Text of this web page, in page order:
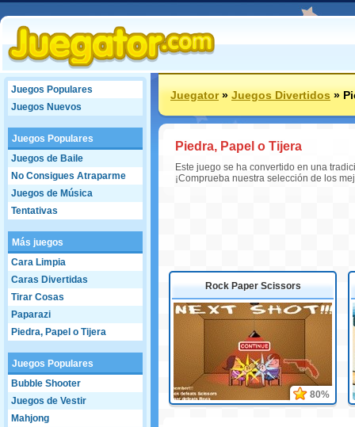
Juegos Populares
Juegos Nuevos
Juegos Populares
Juegos de Baile
No Consigues Atraparme
Juegos de Música
Tentativas
Más juegos
Cara Limpia
Caras Divertidas
Tirar Cosas
Paparazi
Piedra, Papel o Tijera
Juegos Populares
Bubble Shooter
Juegos de Vestir
Mahjong
Juegator»Juegos Divertidos»
Piedra, Papel o Tijera
Este juego se ha convertido en una
¡Comprueba nuestra selección de los
Rock Paper Scissors
80%